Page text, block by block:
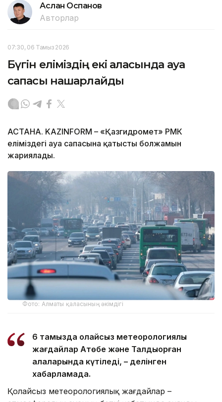
Аслан Оспанов
Авторлар
07:30, 06 Тамыз 2026
Бүгін еліміздің екі қаласында ауа
сапасы нашарлайды
АСТАНА. KAZINFORM – «Қазгидромет» РМК
еліміздегі ауа сапасына қатысты болжамын
жариялады.
Фото: Алматы қаласының әкімдігі
6 тамызда қолайсыз метеорологиялық
жағдайлар Ақтөбе және Талдықорған
қалаларында күтіледі, – делінген
хабарламада.
Қолайсыз метеорологиялық жағдайлар –